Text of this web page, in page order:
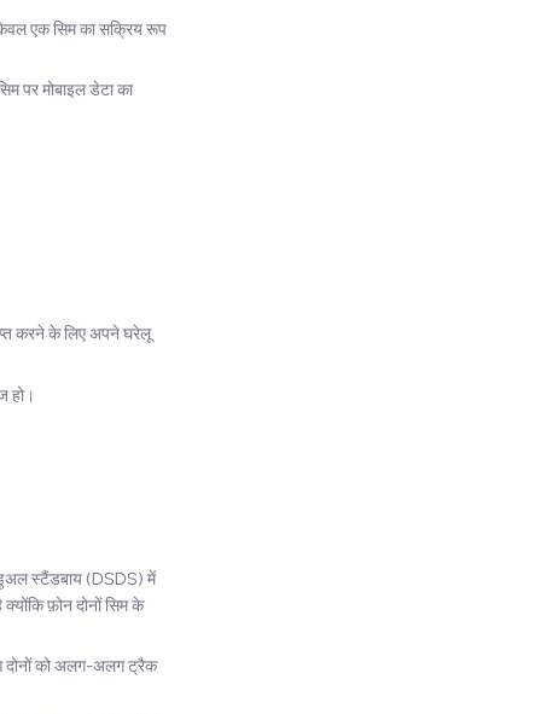
केवल एक सिम का सक्रिय रूप
पर मोबाइल डेटा का
करने के लिए अपने घरेलू
हो।
डुअल स्टैंडबाय (DSDS) में
फ़ोन दोनों सिम के
दोनों को अलग-अलग ट्रैक